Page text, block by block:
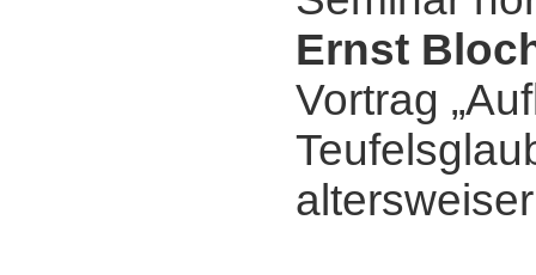
Ernst
Vortrag